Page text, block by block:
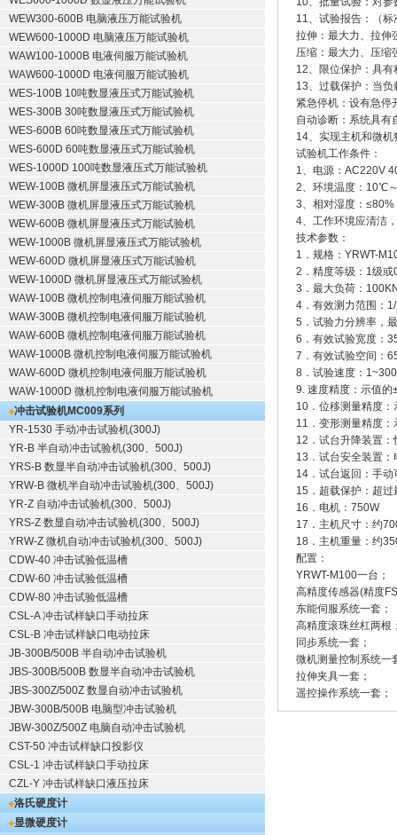
WEW300-600B 电脑液压万能试验机
WEW600-1000D 电脑液压万能试验机
WAW100-1000B 电液伺服万能试验机
WAW600-1000D 电液伺服万能试验机
WES-100B 10吨数显液压式万能试验机
WES-300B 30吨数显液压式万能试验机
WES-600B 60吨数显液压式万能试验机
WES-600D 60吨数显液压式万能试验机
WES-1000D 100吨数显液压式万能试验机
WEW-100B 微机屏显液压式万能试验机
WEW-300B 微机屏显液压式万能试验机
WEW-600B 微机屏显液压式万能试验机
WEW-1000B 微机屏显液压式万能试验机
WEW-600D 微机屏显液压式万能试验机
WEW-1000D 微机屏显液压式万能试验机
WAW-100B 微机控制电液伺服万能试验机
WAW-300B 微机控制电液伺服万能试验机
WAW-600B 微机控制电液伺服万能试验机
WAW-1000B 微机控制电液伺服万能试验机
WAW-600D 微机控制电液伺服万能试验机
WAW-1000D 微机控制电液伺服万能试验机
冲击试验机MC009系列
YR-1530 手动冲击试验机(300J)
YR-B 半自动冲击试验机(300、500J)
YRS-B 数显半自动冲击试验机(300、500J)
YRW-B 微机半自动冲击试验机(300、500J)
YR-Z 自动冲击试验机(300、500J)
YRS-Z 数显自动冲击试验机(300、500J)
YRW-Z 微机自动冲击试验机(300、500J)
CDW-40 冲击试验低温槽
CDW-60 冲击试验低温槽
CDW-80 冲击试验低温槽
CSL-A 冲击试样缺口手动拉床
CSL-B 冲击试样缺口电动拉床
JB-300B/500B 半自动冲击试验机
JBS-300B/500B 数显半自动冲击试验机
JBS-300Z/500Z 数显自动冲击试验机
JBW-300B/500B 电脑型冲击试验机
JBW-300Z/500Z 电脑自动冲击试验机
CST-50 冲击试样缺口投影仪
CSL-1 冲击试样缺口手动拉床
CZL-Y 冲击试样缺口液压拉床
洛氏硬度计
显微硬度计
11、试验报告：（标
拉伸：最大力、拉伸
压缩：最大力、压缩
12、限位保护：具
13、过载保护：当
紧急停机：设有急停
自动诊断：系统具
14、实现主机和微机
试验机工作条件：
1、电源：AC220V
2、环境温度：10℃
3、相对湿度：≤80%
4、工作环境应清洁
技术参数：
1．规格：YRWT-
2．精度等级：1级或
3．最大负荷：
4．有效测力范围：
5．试验力分辨率，
6．有效试验宽度：
7．有效试验空间：
8．试验速度：
9. 速度精度：示值的
10．位移测量精度
11．变形测量精度
12．试台升降装置
13．试台安全装置：
14．试台返回：手
15．超载保护：超
16．电机：750W
17．主机尺寸：约
18．主机重量：约
配置：
YRWT-M100一台；
高精度传感器(精度
东能伺服系统一套；
高精度滚珠丝杠两根
同步系统一套；
微机测量控制系统一
拉伸夹具一套；
遥控操作系统一套；